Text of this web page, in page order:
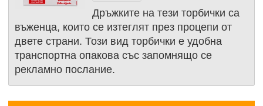
Дръжките на тези торбички са
въженца, които се изтеглят през процепи от
двете страни. Този вид торбички е удобна
транспортна опакова със запомнящо се
рекламно послание.